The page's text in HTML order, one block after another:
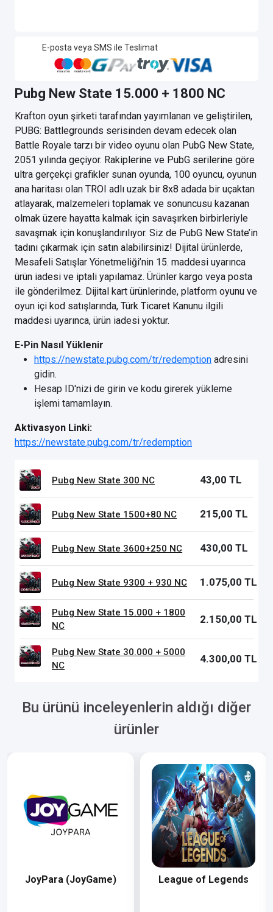
E-posta veya SMS ile Teslimat
Pubg New State 15.000 + 1800 NC
Krafton oyun şirketi tarafından yayımlanan ve geliştirilen,
PUBG: Battlegrounds serisinden devam edecek olan
Battle Royale tarzı bir video oyunu olan PubG New State,
2051 yılında geçiyor. Rakiplerine ve PubG serilerine göre
ultra gerçekçi grafikler sunan oyunda, 100 oyuncu, oyunun
ana haritası olan TROI adlı uzak bir 8x8 adada bir uçaktan
atlayarak, malzemeleri toplamak ve sonuncusu kazanan
olmak üzere hayatta kalmak için savaşırken birbirleriyle
savaşmak için konuşlandırılıyor. Siz de PubG New State’in
tadını çıkarmak için satın alabilirsiniz! Dijital ürünlerde,
Mesafeli Satışlar Yönetmeliği’nin 15. maddesi uyarınca
ürün iadesi ve iptali yapılamaz. Ürünler kargo veya posta
ile gönderilmez. Dijital kart ürünlerinde, platform oyunu ve
oyun içi kod satışlarında, Türk Ticaret Kanunu ilgili
maddesi uyarınca, ürün iadesi yoktur.
E-Pin Nasıl Yüklenir
https://newstate.pubg.com/tr/redemption adresini
gidin.
Hesap ID'nizi de girin ve kodu girerek yükleme
işlemi tamamlayın.
Aktivasyon Linki:
https://newstate.pubg.com/tr/redemption
Pubg New State 300 NC 43,00 TL
Pubg New State 1500+80 NC 215,00 TL
Pubg New State 3600+250 NC 430,00 TL
Pubg New State 9300 + 930 NC 1.075,00 TL
Pubg New State 15.000 + 1800
NC
2.150,00 TL
Pubg New State 30.000 + 5000
NC
4.300,00 TL
Bu ürünü inceleyenlerin aldığı diğer
ürünler
League of Legends Legends of Runeterra